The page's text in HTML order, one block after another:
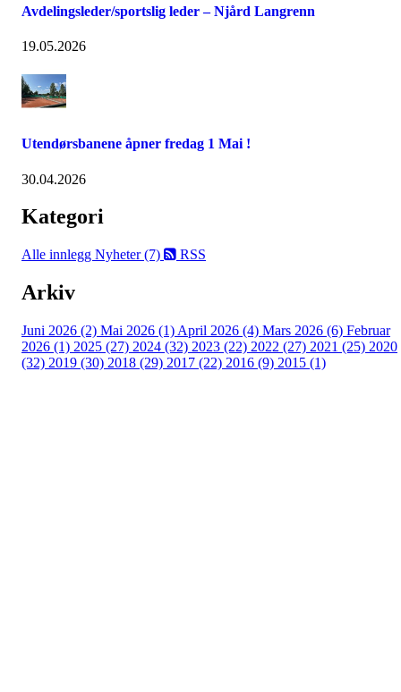
Avdelingsleder/sportslig leder – Njård Langrenn
19.05.2026
Utendørsbanene åpner fredag 1 Mai !
30.04.2026
Kategori
Alle innlegg Nyheter (7) RSS
Arkiv
Juni 2026 (2) Mai 2026 (1) April 2026 (4) Mars 2026 (6) Februar
2026 (1) 2025 (27) 2024 (32) 2023 (22) 2022 (27) 2021 (25) 2020
(32) 2019 (30) 2018 (29) 2017 (22) 2016 (9) 2015 (1)